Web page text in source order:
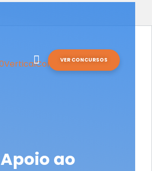
VER CONCURSOS
Apoio ao